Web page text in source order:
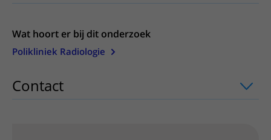
Wat hoort er bij dit onderzoek
Polikliniek Radiologie
Contact uitklapper, klik om te openen